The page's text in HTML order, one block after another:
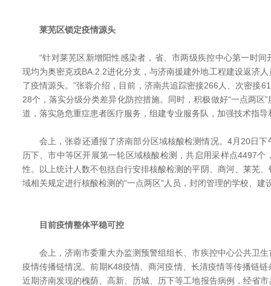
莱芜区锁定疫情源头
“针对莱芜区新增阳性感染者，省、市两级疾控中心第一时间
现均为奥密克戎BA.2.2进化分支，与济南援建外地工程建设返济
了疫情源头。”张蓉介绍，目前，济南共追踪密接266人、次密接
28个，落实分级分类差异化防控措施。同时，积极做好“一点两区
道，落实急危重症患者医疗服务，组建专业服务队，加强技术指导
会上，张蓉还通报了济南部分区域核酸检测情况。4月20日下
历下、市中等区开展第一轮区域核酸检测，共启用采样点4497个
性。以上统计人数不包括自行安排核酸检测的平阴、商河、莱芜
域相关规定进行核酸检测的“一点两区”人员，封闭管理的学校、建
目前疫情整体平稳可控
会上，济南市委重大办监测预警组组长、市疾控中心公共卫生
疫情传播链情况。前期K48疫情、商河疫情、长清疫情等传播链
近期济南发现的槐荫、高新、历城、历下等工地报告病例，经省